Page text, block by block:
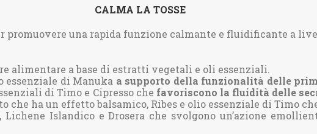
CALMA LA TOSSE
promuovere una rapida funzione calmante e fluidificante a
alimentare a base di estratti vegetali e oli essenziali.
essenziale di Manuka a supporto della funzionalità delle
di Timo e Cipresso che favoriscono la fluidità delle
che ha un effetto balsamico, Ribes e olio essenziale di Timo
Lichene Islandico e Drosera che svolgono un’azione